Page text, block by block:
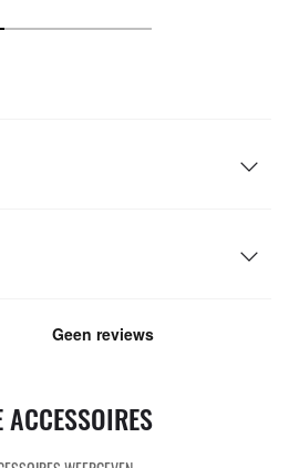
ACCESSOIRES